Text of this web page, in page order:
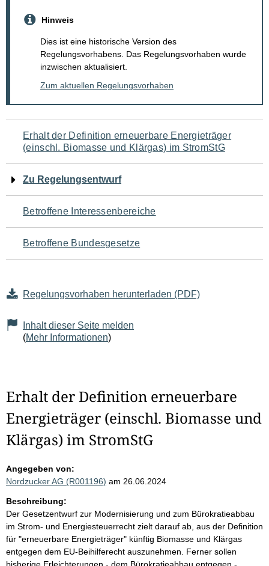
Hinweis
Dies ist eine historische Version des
Regelungsvorhabens. Das Regelungsvorhaben wurde
inzwischen aktualisiert.
Zum aktuellen Regelungsvorhaben
Navigation
für
den
Seiteninhalt
Erhalt der Definition erneuerbare Energieträger
(einschl. Biomasse und Klärgas) im StromStG
Zu Regelungsentwurf
Betroffene Interessenbereiche
Betroffene Bundesgesetze
Regelungsvorhaben herunterladen (PDF)
Inhalt dieser Seite melden
(Mehr Informationen)
Erhalt der Definition erneuerbare
Energieträger (einschl. Biomasse und
Klärgas) im StromStG
Angegeben von:
Nordzucker AG (R001196) am 26.06.2024
Beschreibung:
Der Gesetzentwurf zur Modernisierung und zum Bürokratieabbau
im Strom- und Energiesteuerrecht zielt darauf ab, aus der Definition
für "erneuerbare Energieträger" künftig Biomasse und Klärgas
entgegen dem EU-Beihilferecht auszunehmen. Ferner sollen